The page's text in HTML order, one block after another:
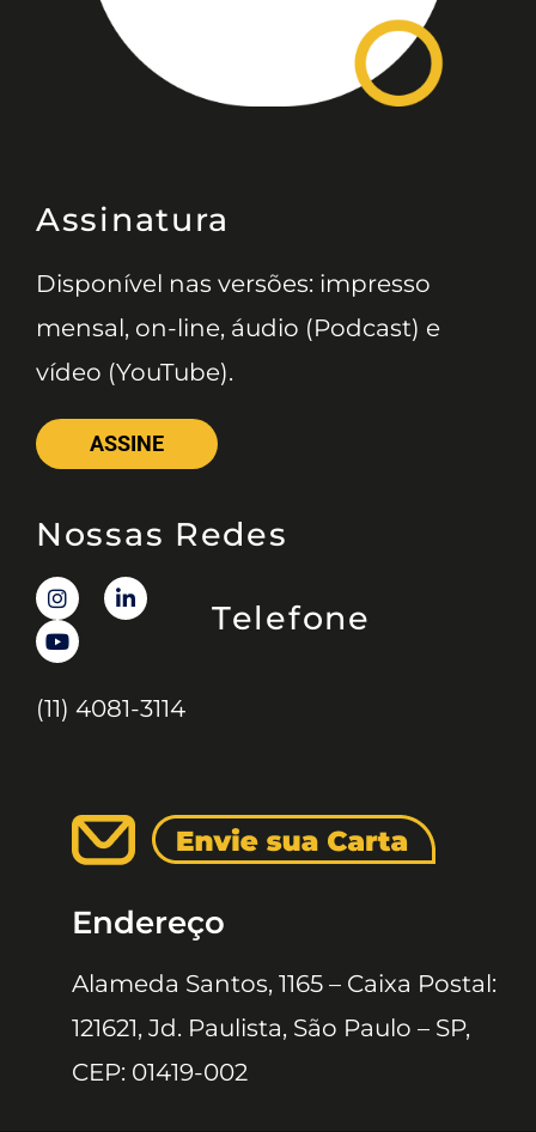
Assinatura
Disponível nas versões: impresso
mensal, on-line, áudio (Podcast) e
vídeo (YouTube).
ASSINE
Nossas Redes
Telefone
(11) 4081-3114
Endereço
Alameda Santos, 1165 – Caixa Postal:
121621, Jd. Paulista, São Paulo – SP,
CEP: 01419-002